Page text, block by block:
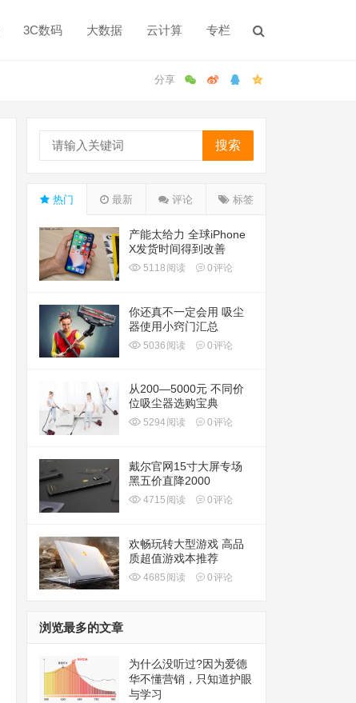
3C数码 大数据 云计算 专栏
搜索
热门 最新 评论 标签
产能太给力 全球iPhone
X发货时间得到改善
5118 阅读 0评论
你还真不一定会用 吸尘
器使用小窍门汇总
5036 阅读 0评论
从200—5000元 不同价
位吸尘器选购宝典
5294 阅读 0评论
戴尔官网15寸大屏专场
黑五价直降2000
4715 阅读 0评论
欢畅玩转大型游戏 高品
质超值游戏本推荐
4685 阅读 0评论
浏览最多的文章
为什么没听过?因为爱德
华不懂营销，只知道护眼
与学习